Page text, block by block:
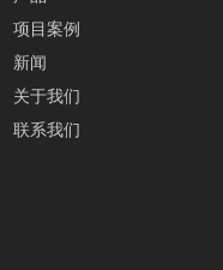
项目案例
新闻
关于我们
联系我们